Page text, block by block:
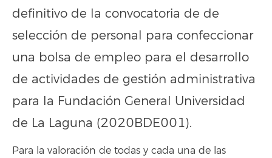
definitivo de la convocatoria de de
selección de personal para confeccionar
una bolsa de empleo para el desarrollo
de actividades de gestión administrativa
para la Fundación General Universidad
de La Laguna (2020BDE001).
Para la valoración de todas y cada una de las